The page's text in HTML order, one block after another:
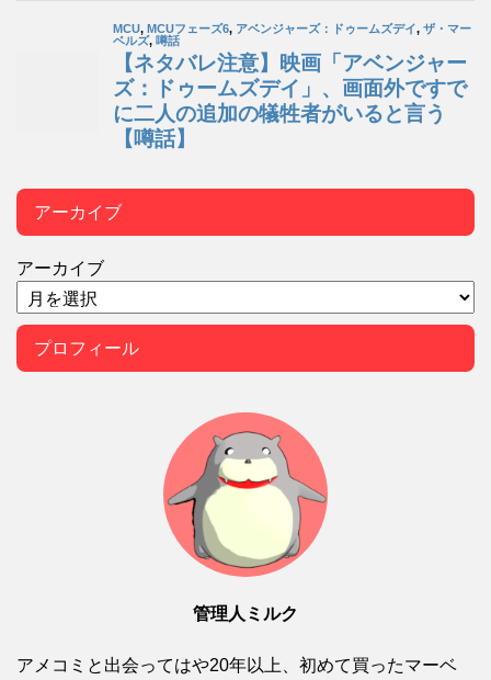
アーカイブ
アーカイブ
プロフィール
管理人ミルク
アメコミと出会ってはや20年以上、初めて買ったマーベ